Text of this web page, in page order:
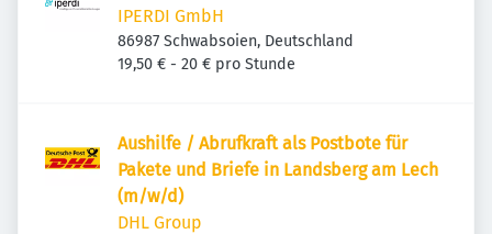
IPERDI GmbH
86987 Schwabsoien, Deutschland
19,50 € - 20 € pro Stunde
Aushilfe / Abrufkraft als Postbote für
Pakete und Briefe in Landsberg am Lech
(m/w/d)
DHL Group